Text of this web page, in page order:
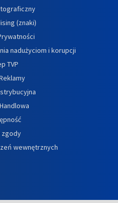
(znaki)
nadużyciom i korupcji
TVP
zgody
wewnętrznych